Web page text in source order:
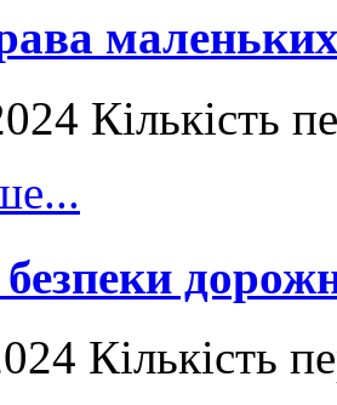
маленьких
Кількість
Кількість